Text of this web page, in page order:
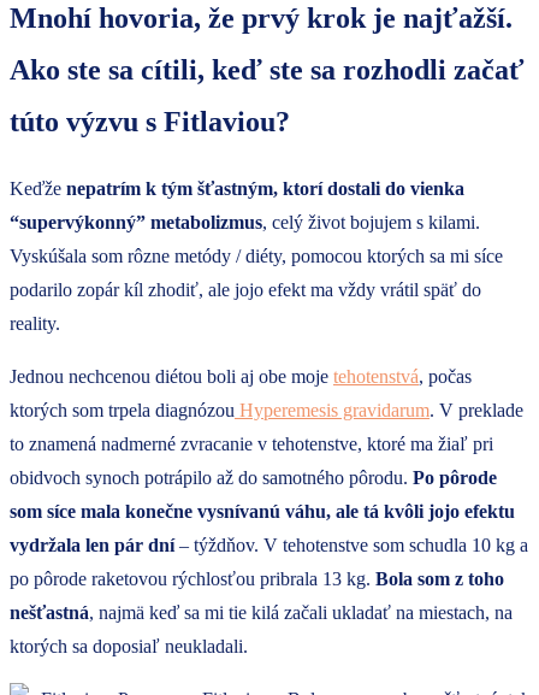
Mnohí hovoria, že prvý krok je najťažší.
Ako ste sa cítili, keď ste sa rozhodli začať
túto výzvu s Fitlaviou?
Keďže nepatrím k tým šťastným, ktorí dostali do vienka
“supervýkonný” metabolizmus, celý život bojujem s kilami.
Vyskúšala som rôzne metódy / diéty, pomocou ktorých sa mi síce
podarilo zopár kíl zhodiť, ale jojo efekt ma vždy vrátil späť do
reality.
Jednou nechcenou diétou boli aj obe moje tehotenstvá, počas
ktorých som trpela diagnózou Hyperemesis gravidarum. V preklade
to znamená nadmerné zvracanie v tehotenstve, ktoré ma žiaľ pri
obidvoch synoch potrápilo až do samotného pôrodu. Po pôrode
som síce mala konečne vysnívanú váhu, ale tá kvôli jojo efektu
vydržala len pár dní– týždňov. V tehotenstve som schudla 10 kg a
po pôrode raketovou rýchlosťou pribrala 13 kg. Bola som z toho
nešťastná, najmä keď sa mi tie kilá začali ukladať na miestach, na
ktorých sa doposiaľ neukladali.